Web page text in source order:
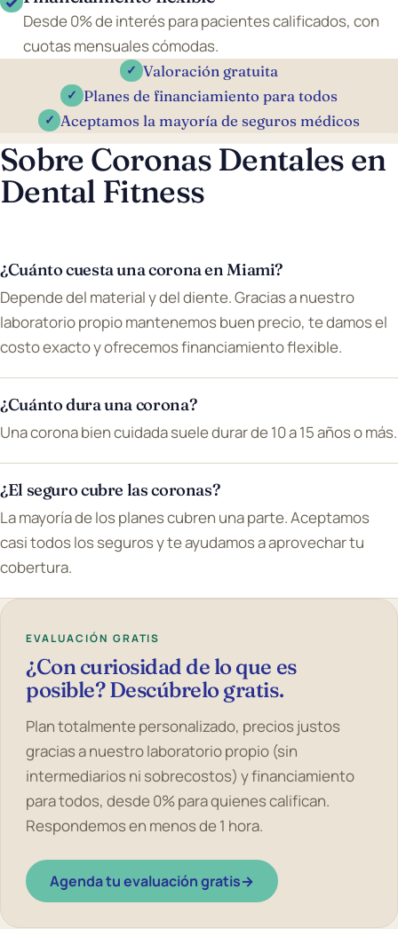
Desde 0% de interés para pacientes calificados, con
cuotas mensuales cómodas.
✓ Valoración gratuita
✓ Planes de financiamiento para todos
✓ Aceptamos la mayoría de seguros médicos
Sobre Coronas Dentales en
Dental Fitness
¿Cuánto cuesta una corona en Miami?
Depende del material y del diente. Gracias a nuestro
laboratorio propio mantenemos buen precio, te damos el
costo exacto y ofrecemos financiamiento flexible.
¿Cuánto dura una corona?
Una corona bien cuidada suele durar de 10 a 15 años o más.
¿El seguro cubre las coronas?
La mayoría de los planes cubren una parte. Aceptamos
casi todos los seguros y te ayudamos a aprovechar tu
cobertura.
EVALUACIÓN GRATIS
¿Con curiosidad de lo que es
posible? Descúbrelo gratis.
Plan totalmente personalizado, precios justos
gracias a nuestro laboratorio propio (sin
intermediarios ni sobrecostos) y financiamiento
para todos, desde 0% para quienes califican.
Respondemos en menos de 1 hora.
Agenda tu evaluación gratis→